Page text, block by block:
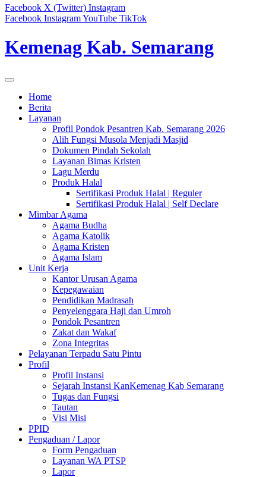
Facebook X (Twitter) Instagram
Facebook InstagramYouTube TikTok
Kemenag Kab. Semarang
Home
Berita
Layanan
Profil Pondok Pesantren Kab. Semarang 2026
Alih Fungsi Musola Menjadi Masjid
Dokumen Pindah Sekolah
Layanan Bimas Kristen
Lagu Merdu
Produk Halal
Sertifikasi Produk Halal | Reguler
Sertifikasi Produk Halal | Self Declare
Mimbar Agama
Agama Budha
Agama Katolik
Agama Kristen
Agama Islam
Unit Kerja
Kantor Urusan Agama
Kepegawaian
Pendidikan Madrasah
Penyelenggara Haji dan Umroh
Pondok Pesantren
Zakat dan Wakaf
Zona Integritas
Pelayanan Terpadu Satu Pintu
Profil
Profil Instansi
Sejarah Instansi KanKemenag Kab Semarang
Tugas dan Fungsi
Tautan
Visi Misi
PPID
Pengaduan / Lapor
Form Pengaduan
Layanan WA PTSP
Lapor